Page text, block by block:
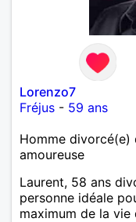
Lorenzo7
Fréjus - 59 ans
Homme divorcé(e)
amoureuse
Laurent, 58 ans
personne idéale
maximum de la vie